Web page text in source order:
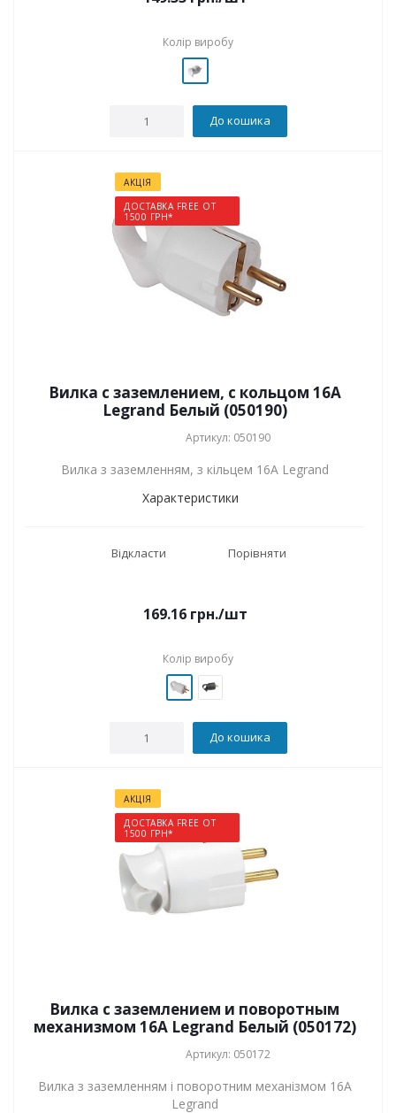
Колір виробу
До кошика
АКЦІЯ
ДОСТАВКА FREE ОТ
1500 ГРН*
Вилка с заземлением, с кольцом 16А
Legrand Белый (050190)
Артикул: 050190
Вилка з заземленням, з кільцем 16А Legrand
Характеристики
Відкласти Порівняти
169.16грн./шт
Колір виробу
До кошика
АКЦІЯ
ДОСТАВКА FREE ОТ
1500 ГРН*
Вилка с заземлением и поворотным
механизмом 16А Legrand Белый (050172)
Артикул: 050172
Вилка з заземленням і поворотним механізмом 16А
Legrand